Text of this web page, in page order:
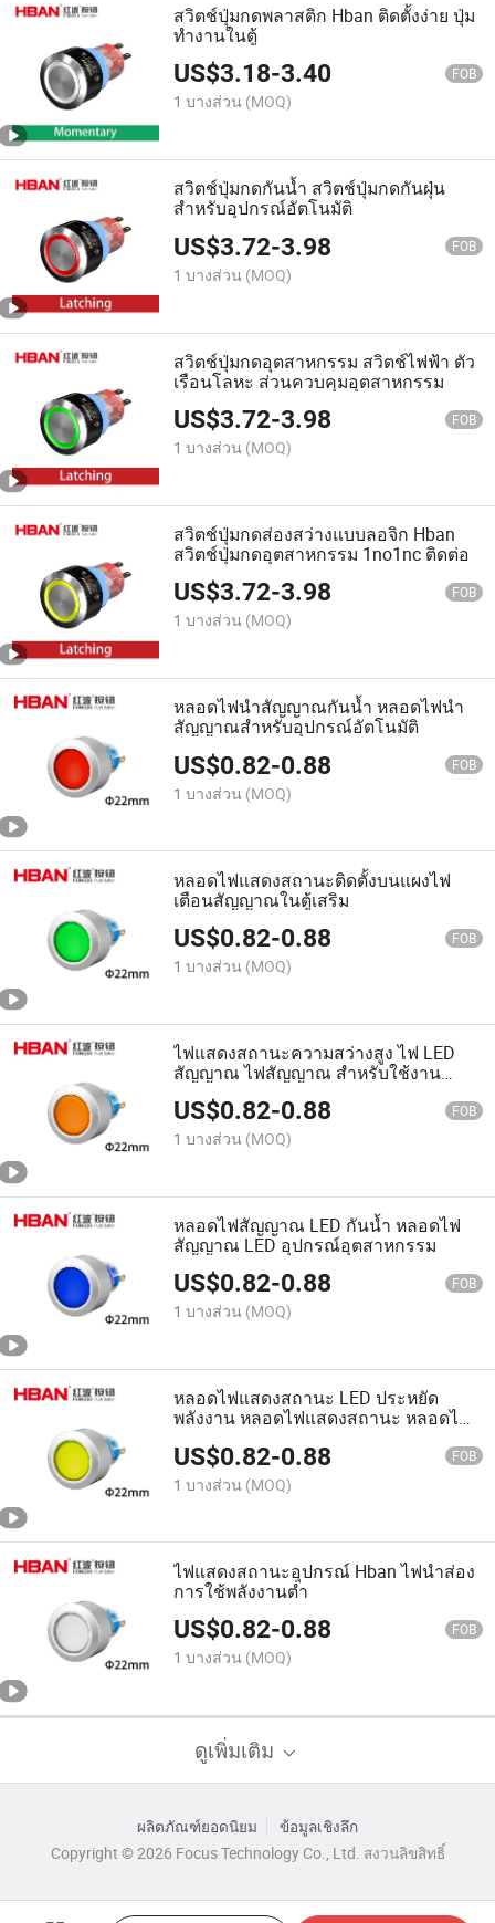
สวิตช์ปุ่มกดพลาสติก Hban ติดตั้งง่าย ปุ่ม
ทำงานในตู้
US$3.18-3.40 FOB
1 บางส่วน (MOQ)
สวิตช์ปุ่มกดกันน้ำ สวิตช์ปุ่มกดกันฝุ่น
สำหรับอุปกรณ์อัตโนมัติ
US$3.72-3.98 FOB
1 บางส่วน (MOQ)
สวิตช์ปุ่มกดอุตสาหกรรม สวิตช์ไฟฟ้า ตัว
เรือนโลหะ ส่วนควบคุมอุตสาหกรรม
US$3.72-3.98 FOB
1 บางส่วน (MOQ)
สวิตช์ปุ่มกดส่องสว่างแบบลอจิก Hban
สวิตช์ปุ่มกดอุตสาหกรรม 1no1nc ติดต่อ
US$3.72-3.98 FOB
1 บางส่วน (MOQ)
หลอดไฟนำสัญญาณกันน้ำ หลอดไฟนำ
สัญญาณสำหรับอุปกรณ์อัตโนมัติ
US$0.82-0.88 FOB
1 บางส่วน (MOQ)
หลอดไฟแสดงสถานะติดตั้งบนแผงไฟ
เตือนสัญญาณในตู้เสริม
US$0.82-0.88 FOB
1 บางส่วน (MOQ)
ไฟแสดงสถานะความสว่างสูง ไฟ LED
สัญญาณ ไฟสัญญาณ สำหรับใช้งาน
อุปกรณ์
US$0.82-0.88 FOB
1 บางส่วน (MOQ)
หลอดไฟสัญญาณ LED กันน้ำ หลอดไฟ
สัญญาณ LED อุปกรณ์อุตสาหกรรม
US$0.82-0.88 FOB
1 บางส่วน (MOQ)
หลอดไฟแสดงสถานะ LED ประหยัด
พลังงาน หลอดไฟแสดงสถานะ หลอดไฟ
US$0.82-0.88 FOB
1 บางส่วน (MOQ)
ไฟแสดงสถานะอุปกรณ์ Hban ไฟนำส่อง
การใช้พลังงานต่ำ
US$0.82-0.88 FOB
1 บางส่วน (MOQ)
ดูเพิ่มเติม
ผลิตภัณฑ์ยอดนิยม
ข้อมูลเชิงลึก
Copyright © 2026 Focus Technology Co., Ltd. สงวนลิขสิทธิ์